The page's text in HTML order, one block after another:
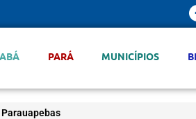
PARÁ MUNICÍPIOS